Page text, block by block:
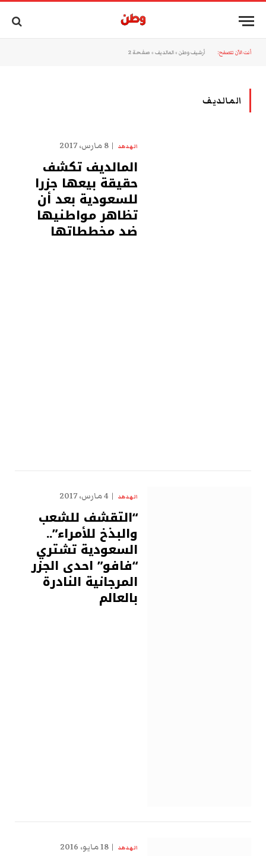
أنت الآن تتصفح: أرشيف وطن »المالديف » صفحة 2
المالديف
الهدهد 8 مارس، 2017
المالديف تكشف
حقيقة بيعها جزرا
للسعودية بعد أن
تظاهر مواطنيها
ضد مخططاتها
الهدهد 4 مارس، 2017
“التقشف للشعب
والبذخ للأمراء”..
السعودية تشتري
“فافو” احدى الجزر
المرجانية النادرة
بالعالم
الهدهد 18 مايو، 2016